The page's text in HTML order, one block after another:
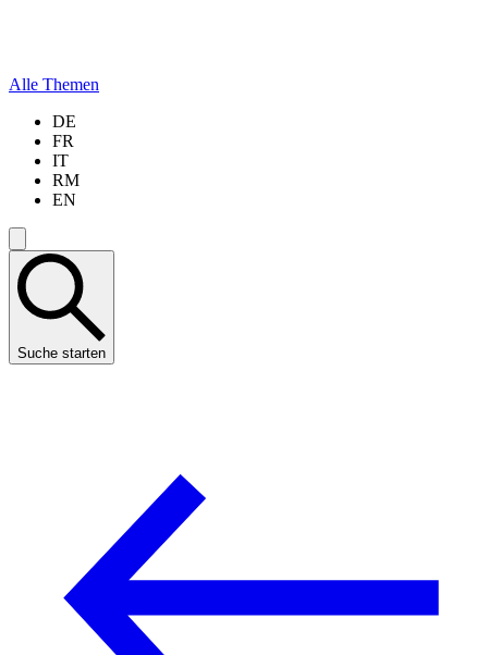
Alle Themen
DE
FR
IT
RM
EN
Suche starten